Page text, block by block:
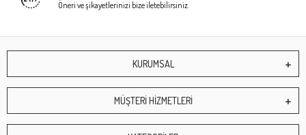
Öneri ve şikayetlerinizi bize iletebilirsiniz.
KURUMSAL
MÜŞTERİ HİZMETLERİ